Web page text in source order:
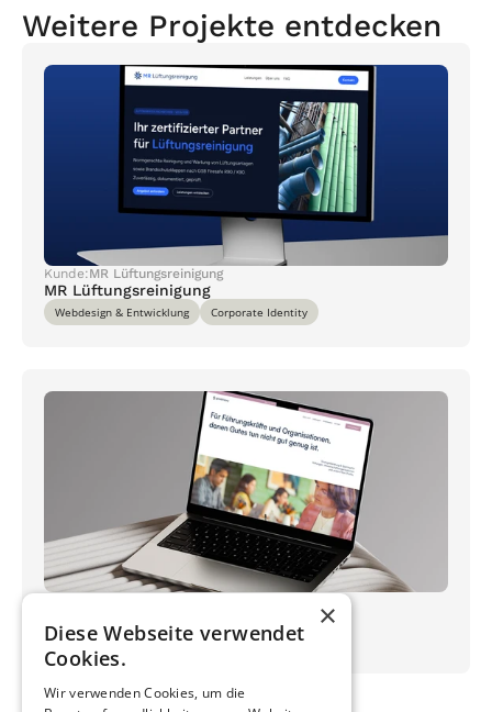
Weitere Projekte entdecken
Kunde:MR Lüftungsreinigung
MR Lüftungsreinigung
Webdesign & Entwicklung Corporate Identity
Webdesign & Entwicklung Corporate Identity
×
Diese Webseite verwendet
Cookies.
Wir verwenden Cookies, um die